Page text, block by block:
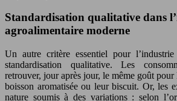
Standardisation qualitative dans
agroalimentaire moderne
Un autre critère essentiel pour
standardisation qualitative. Les
retrouver, jour après jour, le même goût
boisson aromatisée ou leur biscuit. Or, les
nature soumis à des variations : selon